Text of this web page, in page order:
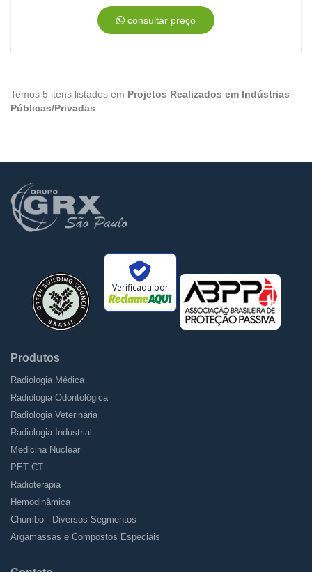
consultar preço
Temos 5 itens listados em Projetos Realizados em Indústrias
Públicas/Privadas
Verificada por
Produtos
Radiologia Médica
Radiologia Odontológica
Radiologia Veterinária
Radiologia Industrial
Medicina Nuclear
PET CT
Radioterapia
Hemodinâmica
Chumbo - Diversos Segmentos
Argamassas e Compostos Especiais